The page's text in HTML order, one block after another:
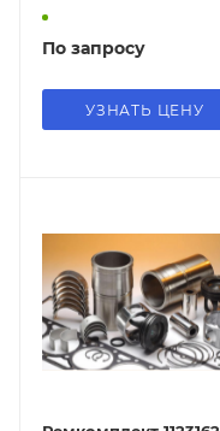
По запросу
УЗНАТЬ ЦЕНУ